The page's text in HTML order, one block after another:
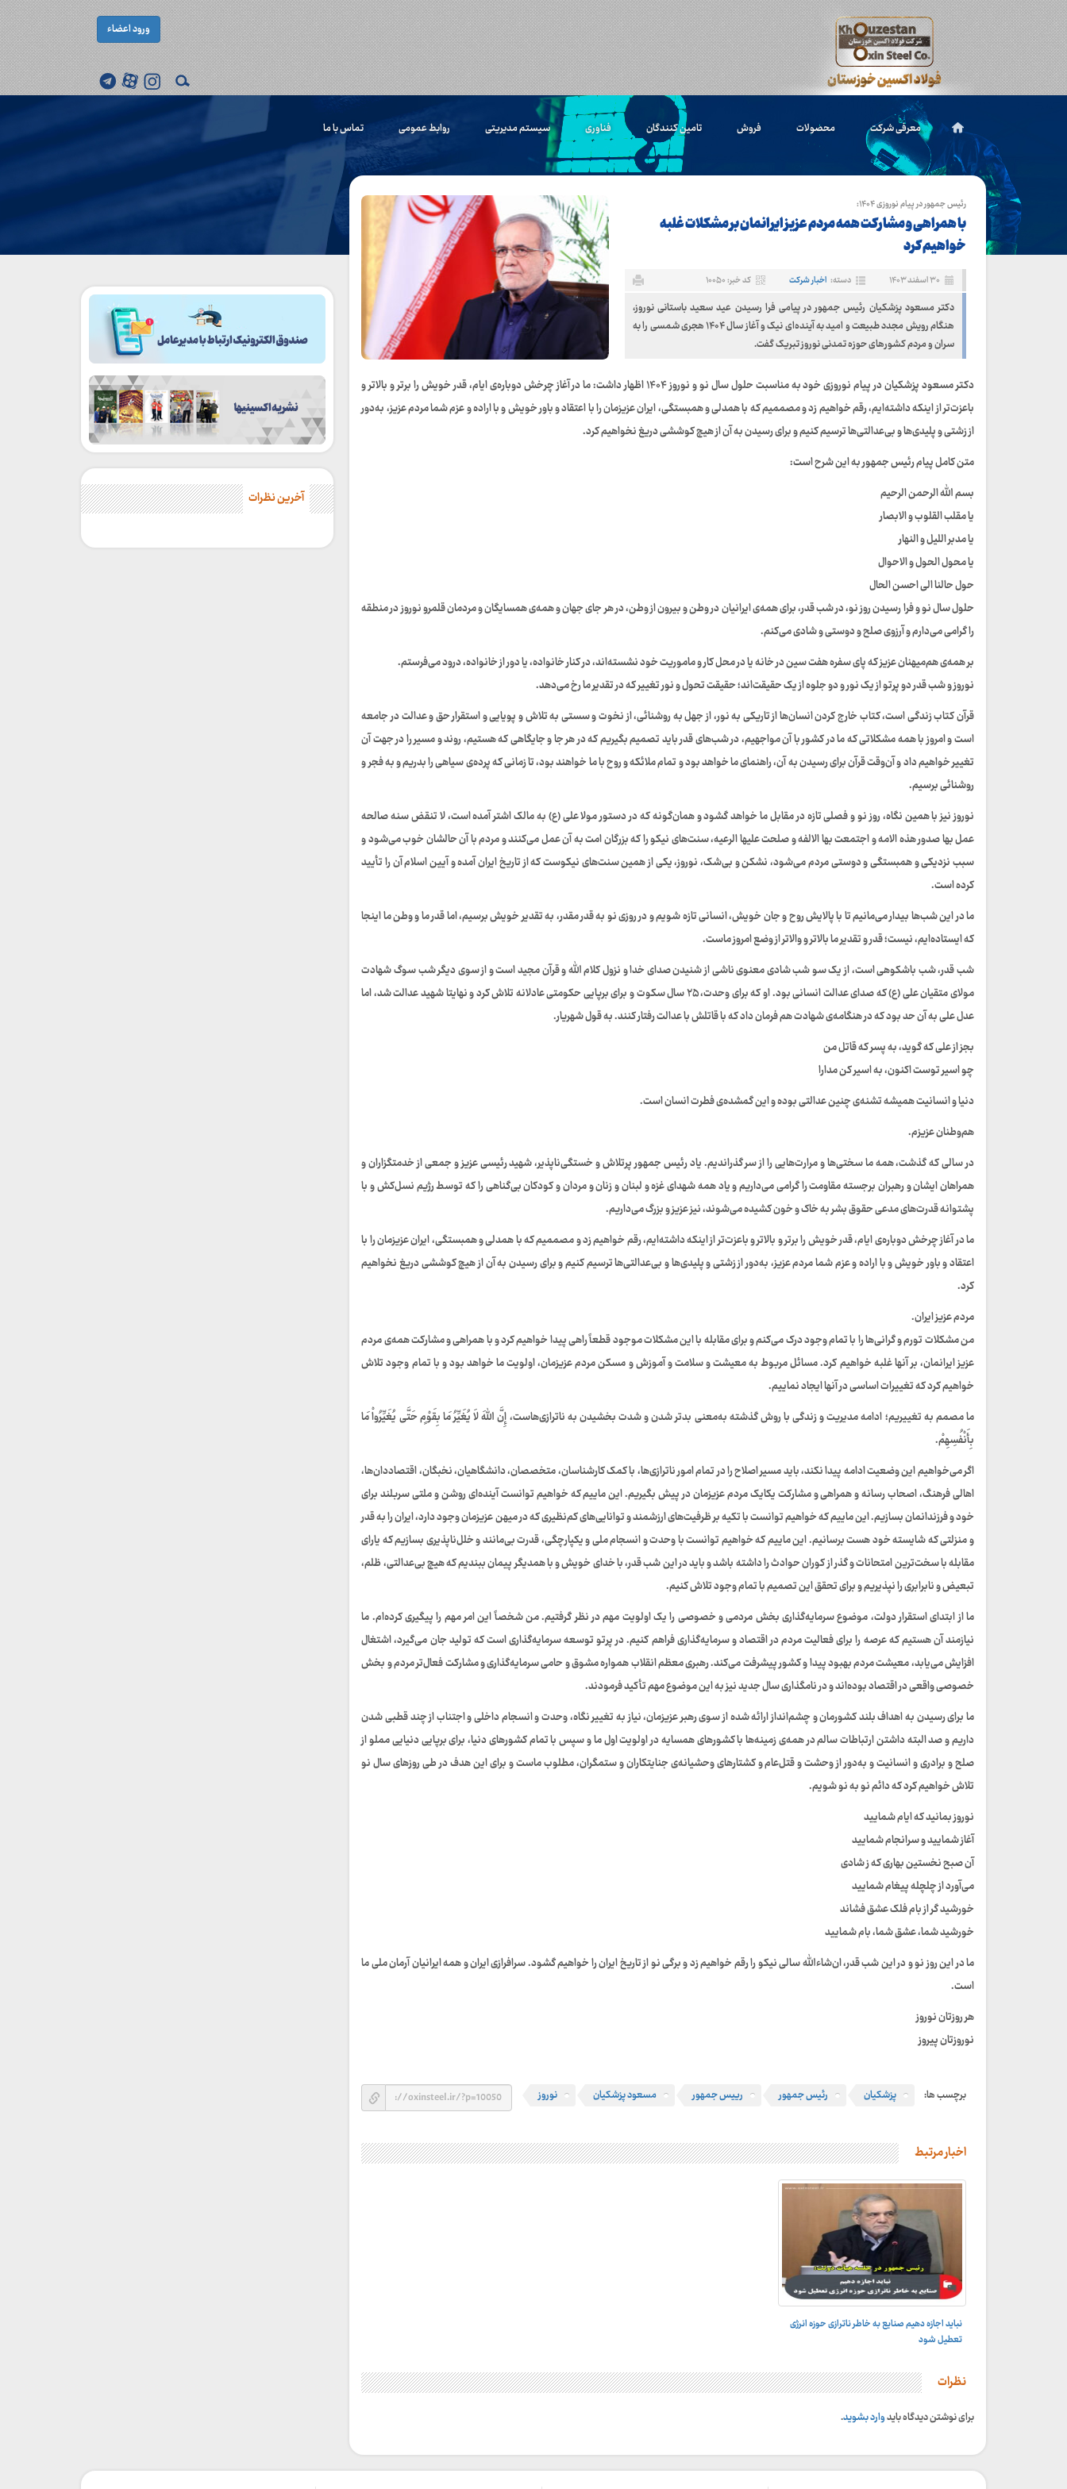
ورود اعضاء
معرفی شرکت محصولات فروش تامین کنندگان فناوری سیستم مدیریتی روابط عمومی تماس با ما
رئیس جمهور در پیام نوروزی ۱۴۰۴:
با همراهی و مشارکت همه‌ مردم عزیز ایرانمان بر مشکلات غلبه
خواهیم کرد
۳۰ اسفند ۱۴۰۳ دسته: اخبار شرکت کد خبر: ۱۰۰۵۰
دکتر مسعود پزشکیان رئیس جمهور در پیامی فرا رسیدن عید سعید باستانی نوروز،
هنگام رویش مجدد طبیعت و امید به آینده‌ای نیک و آغاز سال ۱۴۰۴ هجری شمسی را به
سران و مردم کشورهای حوزه تمدنی نوروز تبریک گفت.
دکتر مسعود پزشکیان در پیام نوروزی خود به مناسبت حلول سال نو و نوروز ۱۴۰۴ اظهار داشت: ما در آغاز چرخش دوباره‌ی ایام، قدر خویش را برتر و بالاتر و
باعزت‌تر از اینکه داشته‌ایم، رقم خواهیم زد و مصممیم که با همدلی و همبستگی، ایران عزیزمان را با اعتقاد و باور خویش و با اراده و عزم شما مردم عزیز، به‌دور
از زشتی و پلیدی‌ها و بی‌عدالتی‌ها ترسیم کنیم و برای رسیدن به آن از هیچ کوششی دریغ نخواهیم کرد.
متن کامل پیام رئیس جمهور به این شرح است:
بسم الله الرحمن الرحیم
یا مقلب القلوب و الابصار
یا مدبر اللیل و النهار
یا محول الحول و الاحوال
حول حالنا الی احسن الحال
حلول سال نو و فرا رسیدن روز نو، در شب قدر، برای همه‌ی ایرانیان در وطن و بیرون از وطن، در هر جای جهان و همه‌ی همسایگان و مردمان قلمرو نوروز در منطقه
را گرامی می‌دارم و آرزوی صلح و دوستی و شادی می‌کنم.
بر همه‌ی هم‌میهنان عزیز که پای سفره هفت سین در خانه یا در محل کار و ماموریت خود نشسته‌اند، در کنار خانواده، یا دور از خانواده، درود می‌فرستم.
نوروز و شب قدر دو پرتو از یک نور و دو جلوه از یک حقیقت‌اند؛ حقیقت تحول و نور تغییر که در تقدیر ما رخ می‌دهد.
قرآن کتاب زندگی است، کتاب خارج کردن انسان‌ها از تاریکی به نور، از جهل به روشنائی، از نخوت و سستی به تلاش و پویایی و استقرار حق و عدالت در جامعه
است و امروز با همه مشکلاتی که ما در کشور با آن مواجهیم، در شب‌های قدر باید تصمیم بگیریم که در هر جا و جایگاهی که هستیم، روند و مسیر را در جهت آن
تغییر خواهیم داد و آن‌وقت قرآن برای رسیدن به آن، راهنمای ما خواهد بود و تمام ملائکه و روح با ما خواهند بود، تا زمانی که پرده‌ی سیاهی را بدریم و به فجر و
روشنائی برسیم.
نوروز نیز با همین نگاه، روز نو و فصلی تازه در مقابل ما خواهد گشود و همان‌گونه که در دستور مولا علی (ع) به مالک اشتر آمده است، لا تنقض سنه صالحه
عمل بها صدور هذه الامه و اجتمعت بها الالفه و صلحت علیها الرعیه، سنت‌های نیکو را که بزرگان امت به آن عمل می‌کنند و مردم با آن حالشان خوب می‌شود و
سبب نزدیکی و همبستگی و دوستی مردم می‌شود، نشکن و بی‌شک، نوروز، یکی از همین سنت‌های نیکوست که از تاریخ ایران آمده و آیین اسلام آن را تأیید
کرده است.
ما در این شب‌ها بیدار می‌مانیم تا با پالایش روح و جان خویش، انسانی تازه شویم و در روزی نو به قدر مقدر، به تقدیر خویش برسیم، اما قدر ما و وطن ما اینجا
که ایستاده‌ایم، نیست؛ قدر و تقدیر ما بالاتر و والاتر از وضع امروز ماست.
شب قدر، شب باشکوهی است، از یک سو شب شادی معنوی ناشی از شنیدن صدای خدا و نزول کلام الله و قرآن مجید است و از سوی دیگر شب سوگ شهادت
مولای متقیان علی (ع) که صدای عدالت انسانی بود. او که برای وحدت، ۲۵ سال سکوت و برای برپایی حکومتی عادلانه تلاش کرد و نهایتا شهید عدالت شد، اما
عدل علی به آن حد بود که در هنگامه‌ی شهادت هم فرمان داد که با قاتلش با عدالت رفتار کنند. به قول شهریار.
بجز از علی که گوید، به پسر که قاتل من
چو اسیر توست اکنون، به اسیر کن مدارا
دنیا و انسانیت همیشه تشنه‌ی چنین عدالتی بوده و این گمشده‌ی فطرت انسان است.
هم‌وطنان عزیزم.
در سالی که گذشت، همه ما سختی‌ها و مرارت‌هایی را از سر گذراندیم. یاد رئیس جمهور پرتلاش و خستگی‌ناپذیر، شهید رئیسی عزیز و جمعی از خدمتگزاران و
همراهان ایشان و رهبران برجسته مقاومت را گرامی می‌داریم و یاد همه شهدای غزه و لبنان و زنان و مردان و کودکان بی‌گناهی را که توسط رژیم نسل‌کش و با
پشتوانه قدرت‌های مدعی حقوق بشر به خاک و خون کشیده می‌شوند، نیز عزیز و بزرگ می‌داریم.
ما در آغاز چرخش دوباره‌ی ایام، قدر خویش را برتر و بالاتر و باعزت‌تر از اینکه داشته‌ایم، رقم خواهیم زد و مصممیم که با همدلی و همبستگی، ایران عزیزمان را با
اعتقاد و باور خویش و با اراده و عزم شما مردم عزیز، به‌دور از زشتی و پلیدی‌ها و بی‌عدالتی‌ها ترسیم کنیم و برای رسیدن به آن از هیچ کوششی دریغ نخواهیم
کرد.
مردم عزیز ایران.
من مشکلات تورم و گرانی‌ها را با تمام وجود درک می‌کنم و برای مقابله با این مشکلات موجود قطعاً راهی پیدا خواهیم کرد و با همراهی و مشارکت همه‌ی مردم
عزیز ایرانمان، بر آنها غلبه خواهیم کرد. مسائل مربوط به معیشت و سلامت و آموزش و مسکن مردم عزیزمان، اولویت ما خواهد بود و با تمام وجود تلاش
خواهیم کرد که تغییرات اساسی در آنها ایجاد نماییم.
ما مصمم به تغییریم؛ ادامه مدیریت و زندگی با روش گذشته به‌معنی بدتر شدن و شدت بخشیدن به ناترازی‌هاست، إِنَّ اللهَ لاَ یُغَیِّرُ مَا بِقَوْمٍ حَتَّی یُغَیِّرُواْ مَا
بِأَنْفُسِهِمْ.
اگر می‌خواهیم این وضعیت ادامه پیدا نکند، باید مسیر اصلاح را در تمام امور ناترازی‌ها، با کمک کارشناسان، متخصصان، دانشگاهیان، نخبگان، اقتصاددان‌ها،
اهالی فرهنگ، اصحاب رسانه و همراهی و مشارکت یکایک مردم عزیزمان در پیش بگیریم. این ماییم که خواهیم توانست آینده‌ای روشن و ملتی سربلند برای
خود و فرزندانمان بسازیم. این ماییم که خواهیم توانست با تکیه بر ظرفیت‌های ارزشمند و توانایی‌های کم‌نظیری که در میهن عزیزمان وجود دارد، ایران را به قدر
و منزلتی که شایسته خود هست برسانیم. این ماییم که خواهیم توانست با وحدت و انسجام ملی و یکپارچگی، قدرت بی‌مانند و خلل‌ناپذیری بسازیم که یارای
مقابله با سخت‌ترین امتحانات و گذر از کوران حوادث را داشته باشد و باید در این شب قدر، با خدای خویش و با همدیگر پیمان ببندیم که هیچ بی‌عدالتی، ظلم،
تبعیض و نابرابری را نپذیریم و برای تحقق این تصمیم با تمام وجود تلاش کنیم.
ما از ابتدای استقرار دولت، موضوع سرمایه‌گذاری بخش مردمی و خصوصی را یک اولویت مهم در نظر گرفتیم. من شخصاً این امر مهم را پیگیری کرده‌ام. ما
نیازمند آن هستیم که عرصه را برای فعالیت مردم در اقتصاد و سرمایه‌گذاری فراهم کنیم. در پرتو توسعه سرمایه‌گذاری است که تولید جان می‌گیرد، اشتغال
افزایش می‌یابد، معیشت مردم بهبود پیدا و کشور پیشرفت می‌کند. رهبری معظم انقلاب همواره مشوق و حامی سرمایه‌گذاری و مشارکت فعال‌تر مردم و بخش
خصوصی واقعی در اقتصاد بوده‌اند و در نامگذاری سال جدید نیز به این موضوع مهم تأکید فرمودند.
ما برای رسیدن به اهداف بلند کشورمان و چشم‌انداز ارائه شده از سوی رهبر عزیزمان، نیاز به تغییر نگاه، وحدت و انسجام داخلی و اجتناب از چند قطبی شدن
داریم و صد البته داشتن ارتباطات سالم در همه‌ی زمینه‌ها با کشور‌های همسایه در اولویت اول ما و سپس با تمام کشور‌های دنیا، برای برپایی دنیایی مملو از
صلح و برادری و انسانیت و به‌دور از وحشت و قتل‌عام و کشتار‌های وحشیانه‌ی جنایتکاران و ستمگران، مطلوب ماست و برای این هدف در طی روز‌های سال نو
تلاش خواهیم کرد که دائم نو به نو شویم.
نوروز بمانید که ایام شمایید
آغاز شمایید و سرانجام شمایید
آن صبح نخستین بهاری که ز شادی
می‌آورد از چلچله پیغام شمایید
خورشید گر از بام فلک عشق فشاند
خورشید شما، عشق شما، بام شمایید
ما در این روز نو و در این شب قدر، ان‌شاءالله سالی نیکو را رقم خواهیم زد و برگی نو از تاریخ ایران را خواهیم گشود. سرافرازی ایران و همه ایرانیان آرمان ملی ما
است.
هر روزتان نوروز
نوروزتان پیروز
برچسب ها: پزشکیان رئیس جمهور رییس جمهور مسعود پزشکیان نوروز
اخبار مرتبط
رئیس جمهور:
نباید اجازه دهیم صنایع به خاطر ناترازی حوزه انرژی
تعطیل شود
نظرات
برای نوشتن دیدگاه بایدوارد بشوید.
آخرین نظرات